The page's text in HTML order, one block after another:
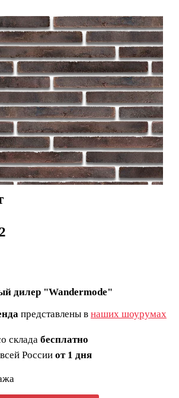
дилер "Wandermode"
представлены в наших шоурумах
склада бесплатно
России от 1 дня